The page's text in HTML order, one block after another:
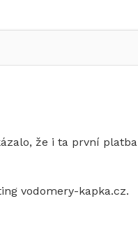
že i ta první platba
vodomery-kapka.cz.